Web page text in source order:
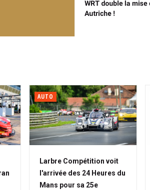
AUTO
Larbre Compétition voit
l'arrivée des 24 Heures du
Mans pour sa 25e